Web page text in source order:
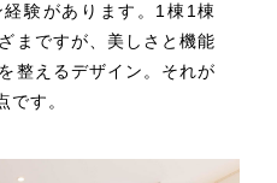
験があります。1棟1棟
まですが、美しさと機能
整えるデザイン。それが
です。